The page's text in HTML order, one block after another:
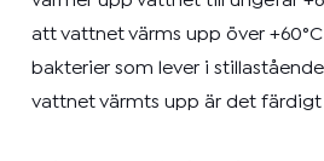
att vattnet värms upp över
bakterier som lever i
vattnet värmts upp är det färdigt